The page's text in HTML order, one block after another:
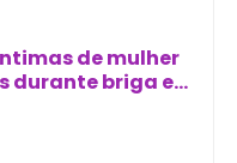
de mulher
durante briga em